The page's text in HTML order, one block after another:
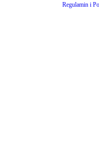
Regulamin i